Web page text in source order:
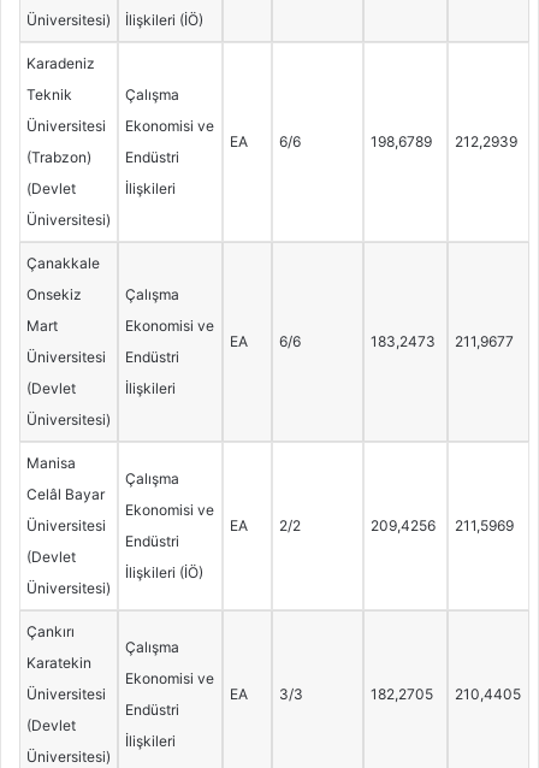
Üniversitesi)
İlişkileri (İÖ)
Karadeniz
Teknik
Üniversitesi
(Trabzon)
(Devlet
Üniversitesi)
Çalışma
Ekonomisi ve
Endüstri
İlişkileri
EA 6/6 198,6789 212,2939
Çanakkale
Onsekiz
Mart
Üniversitesi
(Devlet
Üniversitesi)
Çalışma
Ekonomisi ve
Endüstri
İlişkileri
EA 6/6 183,2473 211,9677
Manisa
Celâl Bayar
Üniversitesi
(Devlet
Üniversitesi)
Çalışma
Ekonomisi ve
Endüstri
İlişkileri (İÖ)
EA 2/2 209,4256 211,5969
Çankırı
Karatekin
Üniversitesi
(Devlet
Üniversitesi)
Çalışma
Ekonomisi ve
Endüstri
İlişkileri
EA 3/3 182,2705 210,4405